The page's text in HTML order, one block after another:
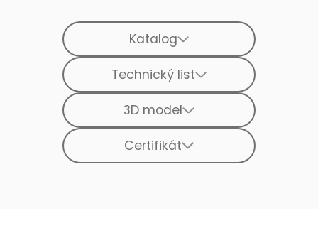
Katalog
Technický list
3D model
Certifikát